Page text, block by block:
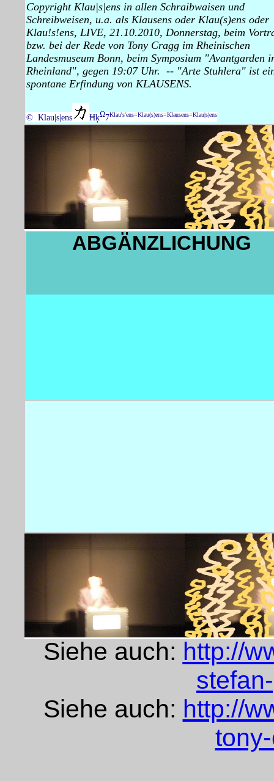
Copyright Klau|s|ens in allen Schraibwaisen und
Schreibweisen, u.a. als Klausens oder Klau(s)ens oder
Klau!s!ens, LIVE, 21.10.2010, Donnerstag, beim
bzw. bei der Rede von Tony Cragg im Rheinischen
Landesmuseum Bonn, beim Symposium "Avantgarden
Rheinland", gegen 19:07 Uhr. -- "Arte Stuhlera" ist
spontane Erfindung von KLAUSENS.
© Klau|s|ens ĦķΩ7Klau's'ens=Klau(s)ens=Klausens=Klau|s|ens
ABGÄNZLICHUNG
Siehe auch: http://
Siehe auch: http://